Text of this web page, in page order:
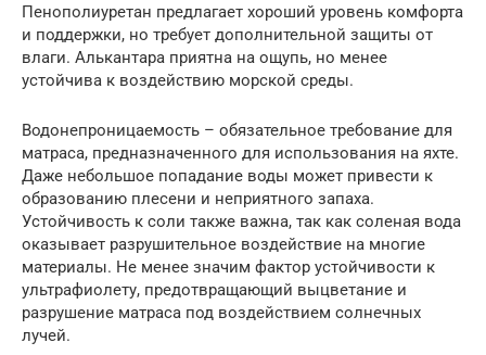
Пенополиуретан предлагает хороший уровень комфорта
и поддержки, но требует дополнительной защиты от
влаги. Алькантара приятна на ощупь, но менее
устойчива к воздействию морской среды.
Водонепроницаемость – обязательное требование для
матраса, предназначенного для использования на яхте.
Даже небольшое попадание воды может привести к
образованию плесени и неприятного запаха.
Устойчивость к соли также важна, так как соленая вода
оказывает разрушительное воздействие на многие
материалы. Не менее значим фактор устойчивости к
ультрафиолету, предотвращающий выцветание и
разрушение матраса под воздействием солнечных
лучей.